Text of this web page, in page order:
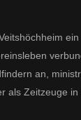
an,
als Zeitzeuge